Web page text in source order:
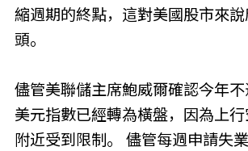
縮週期的終點，這對美國股市來
頭。
儘管美聯儲主席鮑威爾確認今年
美元指數已經轉為橫盤，因為上
附近受到限制。 儘管每週申請失